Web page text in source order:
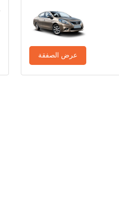
عرض الصفقة